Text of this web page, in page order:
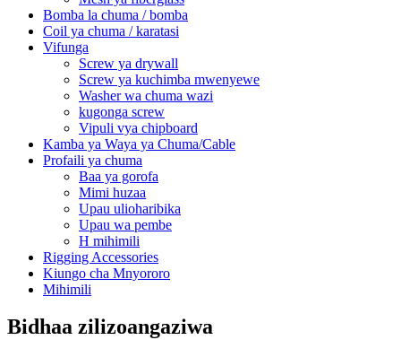
Bomba la chuma / bomba
Coil ya chuma / karatasi
Vifunga
Screw ya drywall
Screw ya kuchimba mwenyewe
Washer wa chuma wazi
kugonga screw
Vipuli vya chipboard
Kamba ya Waya ya Chuma/Cable
Profaili ya chuma
Baa ya gorofa
Mimi huzaa
Upau ulioharibika
Upau wa pembe
H mihimili
Rigging Accessories
Kiungo cha Mnyororo
Mihimili
Bidhaa zilizoangaziwa